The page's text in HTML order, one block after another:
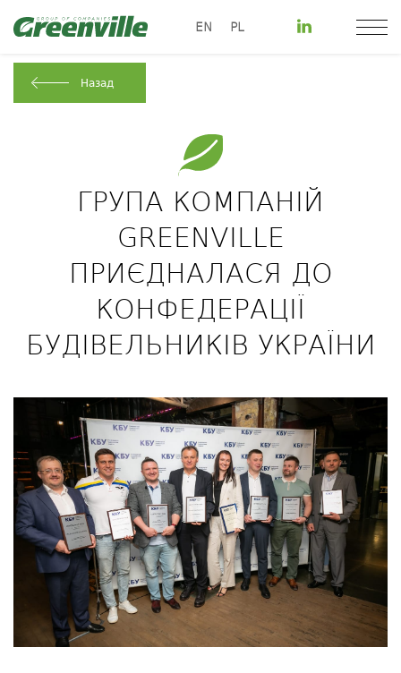
EN PL
Назад
ГРУПА КОМПАНІЙ
GREENVILLE
ПРИЄДНАЛАСЯ ДО
КОНФЕДЕРАЦІЇ
БУДІВЕЛЬНИКІВ УКРАЇНИ